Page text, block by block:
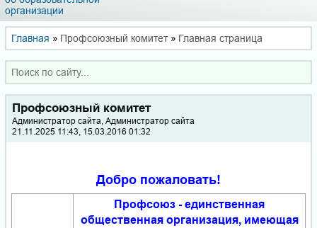
организации
Главная » Профсоюзный комитет » Главная страница
Профсоюзный комитет
Администратор сайта, Администратор сайта
21.11.2025 11:43, 15.03.2016 01:32
Добро пожаловать!
Профсоюз - единственная
общественная организация, имеющая